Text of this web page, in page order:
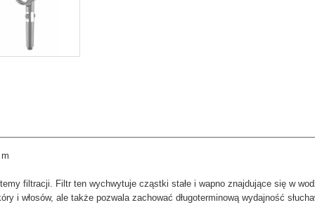
filtracji. Filtr ten wychwytuje cząstki stałe i wapno znajdujące się w
i włosów, ale także pozwala zachować długoterminową wydajność